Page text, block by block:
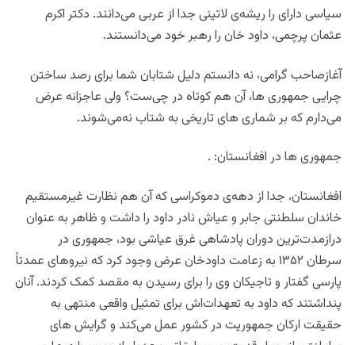
سیاسی دارای را ریشه‌ی لاتینی جدا از عربی می‌دانند. دکتر اکرم
عثمان پرچمی، داود خان را رهبر خود می‌‌دانستند.
آغازصاحب گرامی، نه دانستم دلیل شتابان شما برای رصد ساختن
چرایی جمهوری ها، آن هم کوتاه در چی‌ست؟ ولی عاجزانه عرض
می‌دارم که بر شماری های تاریخی به شتاب نه‌می‌شوند.
جمهوری ها در افغانستان: .
افغانستان، جدا از دهه‌ی دموکراسی که آن هم نظارت غیرمستقیم
خاندان سلطنتی جابر و عیاش نادر داود را داشت و ظاهر به عنوان
درازمدت‌ترین دوران پادشاهی غرق عیاشی بود، جمهوری در
سرطان ۱۳۵۲ به زعامت داودخان عرض وجود کرد که نیروهای عمدتاً
پارسی گفتار و تاجیکان وی را برای رسیدن به مقصد کمک کردند. آنان
پنداشتند که داود به تعهدات‌اش برای تمثیل واقعی منتهی به
حقیقت ارکان جمهوریت در کشور عمل می‌کند و گرایش های